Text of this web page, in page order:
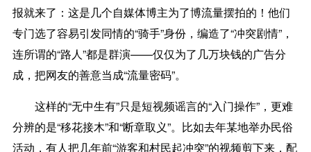
报就来了：这是几个自媒体博主为了博流量摆拍的！他们
专门选了容易引发同情的“骑手”身份，编造了“冲突剧情”，
连所谓的“路人”都是群演——仅仅为了几万块钱的广告分
成，把网友的善意当成“流量密码”。
这样的“无中生有”只是短视频谣言的“入门操作”，更难
分辨的是“移花接木”和“断章取义”。比如去年某地举办民俗
活动，有人把几年前“游客和村民起冲突”的视频剪下来，配